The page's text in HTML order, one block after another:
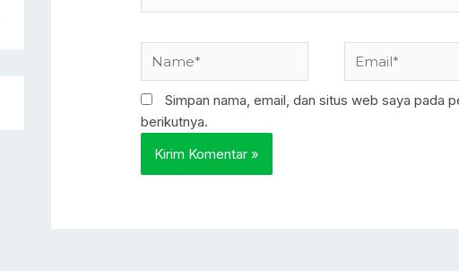
Simpan nama, email, dan situs web saya pada
berikutnya.